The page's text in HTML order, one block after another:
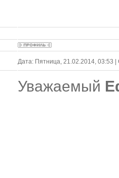
Дата: Пятница, 21.02.2014, 03:53
Уважаемый